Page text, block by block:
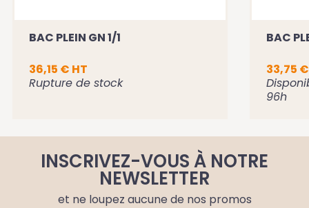
BAC PLEIN GN 1/1
36,15 € HT
Rupture de stock
BAC
33,75
96h
INSCRIVEZ-VOUS À NOTRE
NEWSLETTER
et ne loupez aucune de nos promos